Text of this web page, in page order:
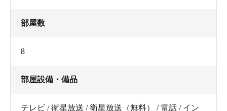
部屋数
8
部屋設備・備品
テレビ / 衛星放送 / 衛星放送（無料） / 電話 / イン